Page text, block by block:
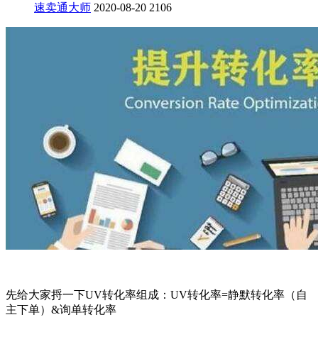
速卖通大师 2020-08-20 2106
先给大家捋一下UV转化率组成：UV转化率=静默转化率（自
主下单）&询单转化率